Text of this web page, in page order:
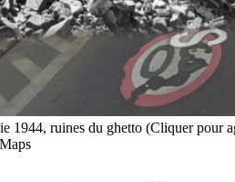
1944, ruines du ghetto (Cliquer pour